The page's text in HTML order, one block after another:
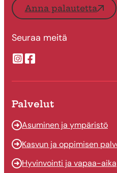
Anna palautetta
Seuraa meitä
Suonenjoen kaupungin
Suonenjoen kaupungin
Palvelut
Asuminen ja ympäristö
Kasvun ja oppimisen
Hyvinvointi ja vapaa-aika